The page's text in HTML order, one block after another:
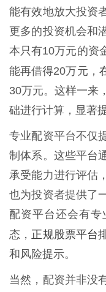
能有效地放大投资
更多的投资机会和
本只有10万元的资
能再借得20万元，
30万元。这样一来
础进行计算，显著
专业配资平台不仅
制体系。这些平台
承受能力进行评估
也为投资者提供了
配资平台还会有
态， 正规股票平台
和风险提示。
当然，配资并非没